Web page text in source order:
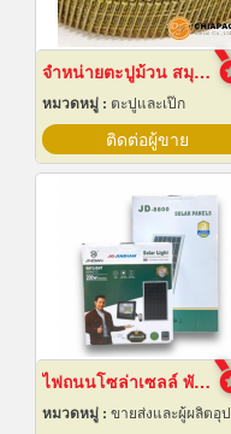
จำหน่ายตะปูม้วน สมุทรปราการ
หมวดหมู่ : ตะปูและเป๊ก
ติดต่อผู้ขาย
ไฟถนนโซล่าเซลล์ พัทยา ชลบุรี
หมวดหมู่ : ขายส่งและผู้ผลิตอุปกรณ์เครื่องใช้ไฟฟ้า